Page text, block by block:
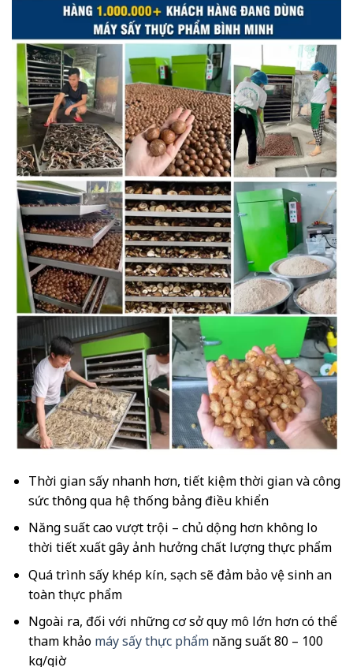
Thời gian sấy nhanh hơn, tiết kiệm thời gian và công
sức thông qua hệ thống bảng điều khiển
Năng suất cao vượt trội – chủ dộng hơn không lo
thời tiết xuất gây ảnh hưởng chất lượng thực phẩm
Quá trình sấy khép kín, sạch sẽ đảm bảo vệ sinh an
toàn thực phẩm
Ngoài ra, đối với những cơ sở quy mô lớn hơn có thể
tham khảo máy sấy thực phẩmnăng suất 80 – 100
kg/giờ